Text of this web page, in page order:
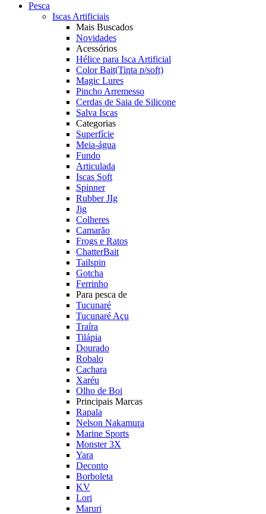
Pesca
Iscas Artificiais
Mais Buscados
Novidades
Acessórios
Hélice para Isca Artificial
Color Bait(Tinta p/soft)
Magic Lures
Pincho Arremesso
Cerdas de Saia de Silicone
Salva Iscas
Categorias
Superfície
Meia-água
Fundo
Articulada
Iscas Soft
Spinner
Rubber JIg
Jig
Colheres
Camarão
Frogs e Ratos
ChatterBait
Tailspin
Gotcha
Ferrinho
Para pesca de
Tucunaré
Tucunaré Açu
Traíra
Tilápia
Dourado
Robalo
Cachara
Xaréu
Olho de Boi
Principais Marcas
Rapala
Nelson Nakamura
Marine Sports
Monster 3X
Yara
Deconto
Borboleta
KV
Lori
Maruri